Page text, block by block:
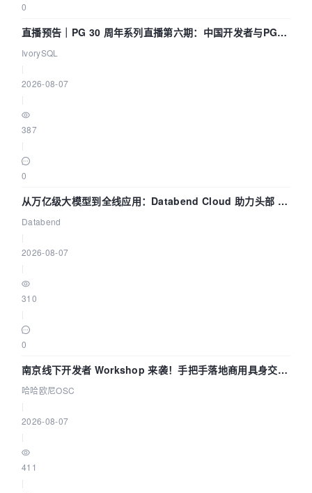
0
直播预告｜PG 30 周年系列直播第六期：中国开发者与PG内
核——我们改得动吗？我们贡献了什么？
IvorySQL
2026-08-07
387
0
从万亿级大模型到全线应用：Databend Cloud 助力头部 AI
企业构建全链路 Trace 数据管道
Databend
2026-08-07
310
0
南京线下开发者 Workshop 来袭！手把手落地商用具身交互
智能 Agent 应用
哈哈欧尼OSC
2026-08-07
411